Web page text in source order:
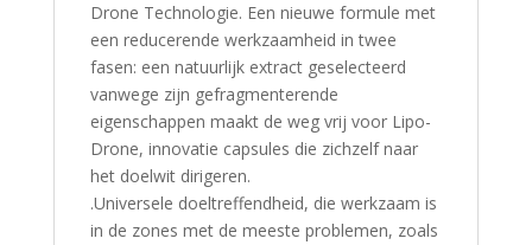
Drone Technologie. Een nieuwe formule met
een reducerende werkzaamheid in twee
fasen: een natuurlijk extract geselecteerd
vanwege zijn gefragmenterende
eigenschappen maakt de weg vrij voor Lipo-
Drone, innovatie capsules die zichzelf naar
het doelwit dirigeren.
.Universele doeltreffendheid, die werkzaam is
in de zones met de meeste problemen, zoals